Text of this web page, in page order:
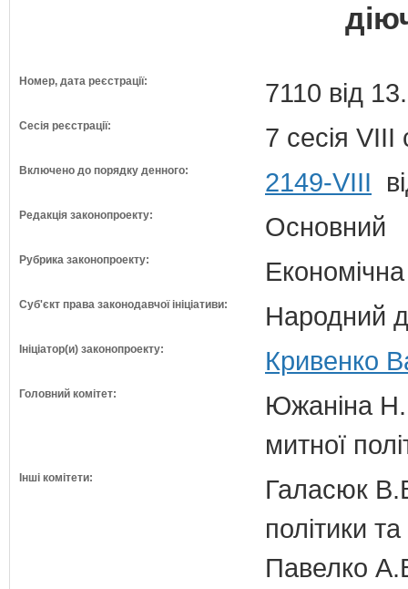
Номер, дата реєстрації: 7110 від
Сесія реєстрації: 7 сесія VIII
Включено до порядку денного: 2149-VIII
Редакція законопроекту: Основний
Рубрика законопроекту:
Суб'єкт права законодавчої ініціативи: Народний
Ініціатор(и) законопроекту: Кривенко
Головний комітет:
Южаніна
митної
Інші комітети:
Галасюк
політики
Павелко